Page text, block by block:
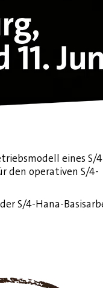
eines S/4
den operativen S/4-
S/4-Hana-